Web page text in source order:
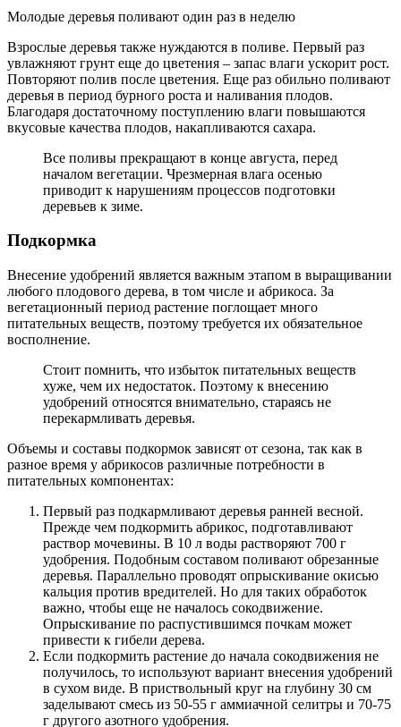
Молодые деревья поливают один раз в неделю
Взрослые деревья также нуждаются в поливе. Первый раз
увлажняют грунт еще до цветения – запас влаги ускорит рост.
Повторяют полив после цветения. Еще раз обильно поливают
деревья в период бурного роста и наливания плодов.
Благодаря достаточному поступлению влаги повышаются
вкусовые качества плодов, накапливаются сахара.
Все поливы прекращают в конце августа, перед
началом вегетации. Чрезмерная влага осенью
приводит к нарушениям процессов подготовки
деревьев к зиме.
Подкормка
Внесение удобрений является важным этапом в выращивании
любого плодового дерева, в том числе и абрикоса. За
вегетационный период растение поглощает много
питательных веществ, поэтому требуется их обязательное
восполнение.
Стоит помнить, что избыток питательных веществ
хуже, чем их недостаток. Поэтому к внесению
удобрений относятся внимательно, стараясь не
перекармливать деревья.
Объемы и составы подкормок зависят от сезона, так как в
разное время у абрикосов различные потребности в
питательных компонентах:
Первый раз подкармливают деревья ранней весной.
Прежде чем подкормить абрикос, подготавливают
раствор мочевины. В 10 л воды растворяют 700 г
удобрения. Подобным составом поливают обрезанные
деревья. Параллельно проводят опрыскивание окисью
кальция против вредителей. Но для таких обработок
важно, чтобы еще не началось сокодвижение.
Опрыскивание по распустившимся почкам может
привести к гибели дерева.
Если подкормить растение до начала сокодвижения не
получилось, то используют вариант внесения удобрений
в сухом виде. В приствольный круг на глубину 30 см
заделывают смесь из 50-55 г аммиачной селитры и 70-75
г другого азотного удобрения.